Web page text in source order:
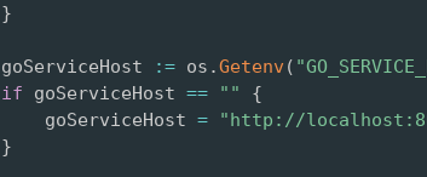
}
	goServiceHost
:= os .Getenv(
if goServiceHost == ""
{
		goServiceHost
= "http://
}